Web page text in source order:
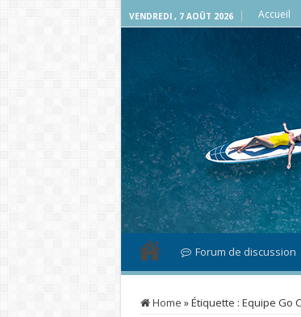
VENDREDI , 7 AOÛT 2026 Accueil
Forum de discussion
Home »Étiquette : Equipe Go